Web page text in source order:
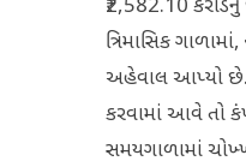
₹2,582.10
ત્રિમાસિક
અહેવાલ આપ્યો છે.
કરવામાં આવે તો
સમયગાળામાં